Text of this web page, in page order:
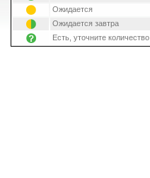
Ожидается
Ожидается завтра
Есть, уточните количество